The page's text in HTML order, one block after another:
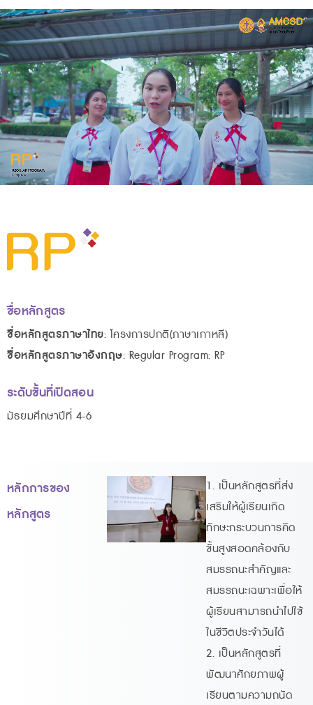
ชื่อหลักสูตร
ชื่อหลักสูตรภาษาไทย: โครงการปกติ(ภาษาเกาหลี)
ชื่อหลักสูตรภาษาอังกฤษ: Regular Program: RP
ระดับชั้นที่เปิดสอน
มัธยมศึกษาปีที่ 4-6
หลักการของ
หลักสูตร
1. เป็นหลักสูตรที่ส่ง
เสริมให้ผู้เรียนเกิด
ทักษะกระบวนการคิด
ขั้นสูงสอดคล้องกับ
สมรรถนะสำคัญและ
สมรรถนะเฉพาะเพื่อให้
ผู้เรียนสามารถนำไปใช้
ในชีวิตประจำวันได้
2. เป็นหลักสูตรที่
พัฒนาศักยภาพผู้
เรียนตามความถนัด